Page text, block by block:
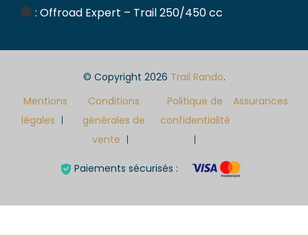
: Offroad Expert – Trail 250/450 cc
© Copyright 2026 Trail Rando.
Mentions
légales
Conditions
générales de
vente
Politique de
confidentialité
Assurances
Paiements sécurisés :